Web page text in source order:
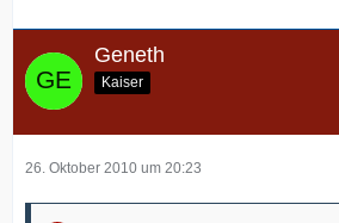
Geneth
Kaiser
26. Oktober 2010 um 20:23